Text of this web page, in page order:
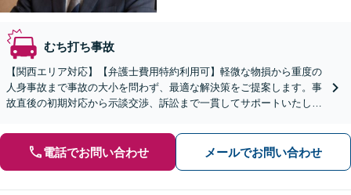
むち打ち事故
【関西エリア対応】【弁護士費用特約利用可】軽微な物損から重度の
人身事故まで事故の大小を問わず、最適な解決策をご提案します。事
故直後の初期対応から示談交渉、訴訟まで一貫してサポートいたしま
電話でお問い合わせ メールでお問い合わせ